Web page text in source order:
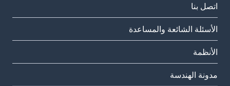
اتصل بنا
الأسئلة الشائعة والمساعدة
الأنظمة
مدونة الهندسة